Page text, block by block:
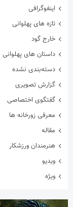
اینفوگرافی
تازه های پهلوانی
خارج گود
داستان های پهلوانی
دسته‌بندی نشده
گزارش تصویری
گفتگوی اختصاصی
معرفی زورخانه ها
مقاله
هنرمندان ورزشکار
ویدیو
ویژه